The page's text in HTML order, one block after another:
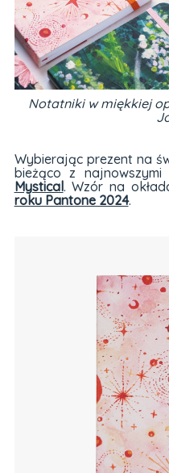
Notatniki w miękkiej
Wybierając prezent na
bieżąco z
Mystical. Wzór na
roku Pantone 2024.